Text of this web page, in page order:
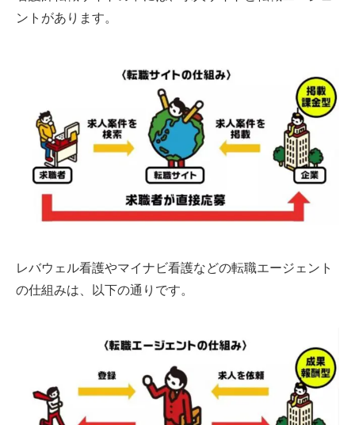
ントがあります。
レバウェル看護やマイナビ看護などの転職エージェント
の仕組みは、以下の通りです。